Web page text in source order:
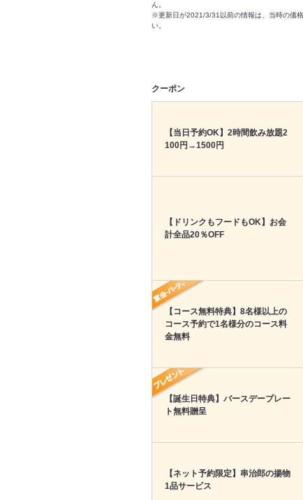
ん。
※更新日が2021/3/31以前の情報は、当時の価
い。
クーポン
【当日予約OK】2時間飲み放題2
100円→1500円
【ドリンクもフードもOK】お会
計全品20％OFF
【コース無料特典】8名様以上の
コース予約で1名様分のコース料
金無料
【誕生日特典】バースデープレー
ト無料贈呈
【ネット予約限定】串治郎の揚物
1品サービス